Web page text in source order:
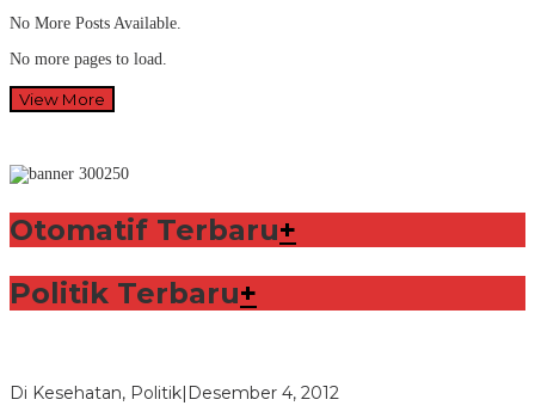
No More Posts Available.
No more pages to load.
View More
Otomatif Terbaru+
Politik Terbaru+
Di Kesehatan, Politik Desember 4, 2012